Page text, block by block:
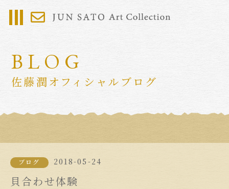
BLOG
佐藤潤オフィシャルブログ
ブログ 2018-05-24
貝合わせ体験